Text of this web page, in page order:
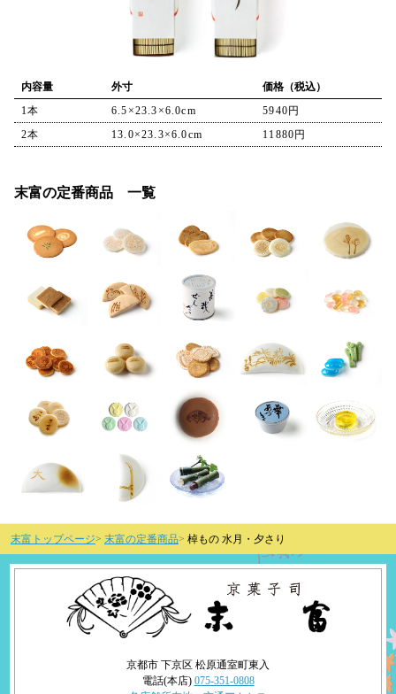
内容量 外寸
価格（税込）
1本
6.5×23.3×6.0cm
5940円
2本
13.0×23.3×6.0cm 11880円
末富の定番商品 一覧
末富トップページ 末富の定番商品 棹もの 水月・夕さり
京都市 下京区 松原通室町東入
電話(本店) 075-351-0808